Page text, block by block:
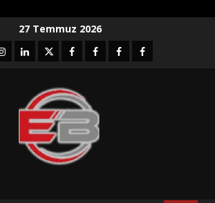
27 Temmuz 2026
LinkedIntwitterfacebook-Facebook-
Facebook-Facebook-